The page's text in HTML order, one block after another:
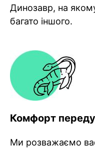
Динозавр, на
багато іншого.
Комфорт
Ми розважаємо